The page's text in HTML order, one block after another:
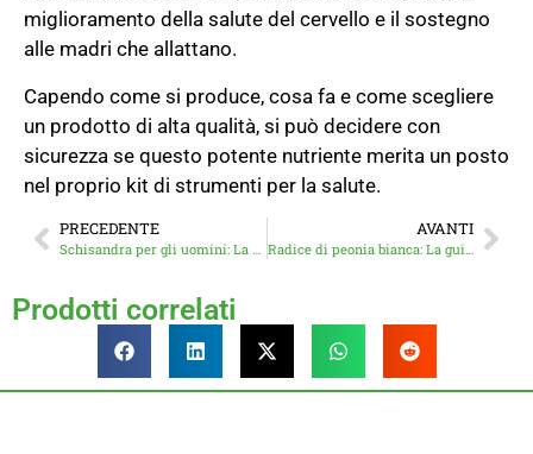
miglioramento della salute del cervello e il sostegno
alle madri che allattano.
Capendo come si produce, cosa fa e come scegliere
un prodotto di alta qualità, si può decidere con
sicurezza se questo potente nutriente merita un posto
nel proprio kit di strumenti per la salute.
PRECEDENTE
Schisandra per gli uomini: La guida definitiva per aumentare la vitalità, le prestazioni e la resilienza
AVANTI
Radice di peonia bianca: La guida definitiva ai suoi benefici per la pelle, gli ormoni e il benessere
Prodotti correlati